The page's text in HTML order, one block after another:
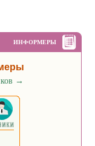
ИНФОРМЕРЫ
→